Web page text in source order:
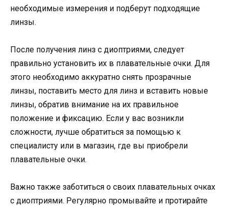
необходимые измерения и подберут подходящие
линзы.
После получения линз с диоптриями, следует
правильно установить их в плавательные очки. Для
этого необходимо аккуратно снять прозрачные
линзы, поставить место для линз и вставить новые
линзы, обратив внимание на их правильное
положение и фиксацию. Если у вас возникли
сложности, лучше обратиться за помощью к
специалисту или в магазин, где вы приобрели
плавательные очки.
Важно также заботиться о своих плавательных очках
с диоптриями. Регулярно промывайте и протирайте